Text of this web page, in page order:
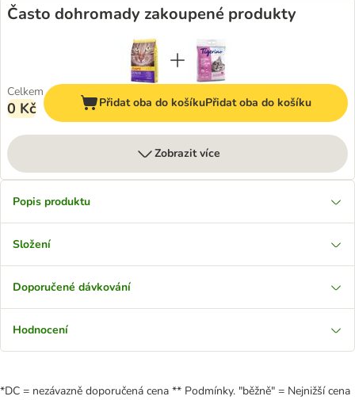
Často dohromady zakoupené produkty
Celkem
0 Kč Přidat oba do košíkuPřidat oba do košíku
Zobrazit více
Popis produktu
Složení
Doporučené dávkování
Hodnocení
*DC = nezávazně doporučená cena ** Podmínky. "běžně" = Nejnižší cena